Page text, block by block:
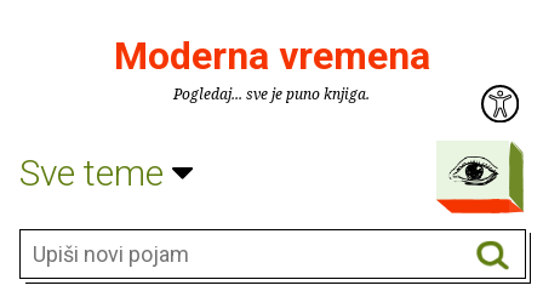
Moderna vremena
Pogledaj... sve je puno knjiga.
Sve teme